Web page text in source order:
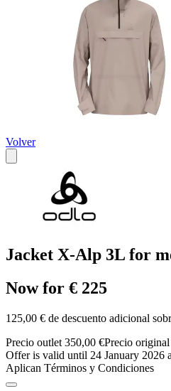
Volver
Jacket X-Alp 3L for
Now for € 225
125,00 € de descuento adicional
Precio outlet 350,00 €Precio
Offer is valid until 24 January 2026
Aplican Términos y Condiciones